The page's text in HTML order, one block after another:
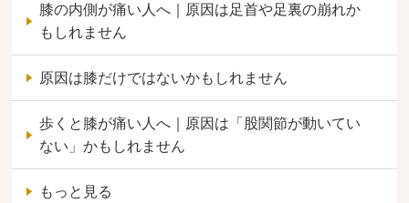
膝の内側が痛い人へ｜原因は足首や足裏の崩れか
もしれません
原因は膝だけではないかもしれません
歩くと膝が痛い人へ｜原因は「股関節が動いてい
ない」かもしれません
もっと見る